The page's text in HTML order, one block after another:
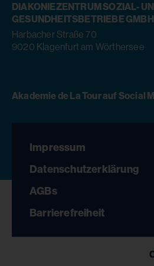
DIAKONIEZENTRUM SOZIAL-
GESUNDHEITSBETRIEBE GMBH
Harbacher Straße 70
9020 Klagenfurt am Wörthersee
Akademie de La Tour auf Social
Impressum
Datenschutzerklärung
AGBs
Barrierefreiheit